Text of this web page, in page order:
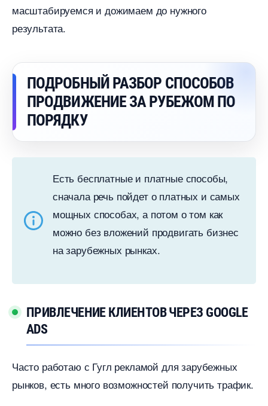
масштабируемся и дожимаем до нужного
результата.
ПОДРОБНЫЙ РАЗБОР СПОСОБО
ПРОДВИЖЕНИЕ ЗА РУБЕЖОМ ПО
ПОРЯДКУ
Есть бесплатные и платные способы,
сначала речь пойдет о платных и самых
мощных способах, а потом о том как
можно без вложений продвигать бизнес
на зарубежных рынках.
ПРИВЛЕЧЕНИЕ КЛИЕНТОВ ЧЕРЕЗ GOOGLE
ADS
Часто работаю с Гугл рекламой для зарубежных
рынков, есть много возможностей получить трафик.